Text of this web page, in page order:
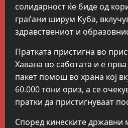
солидарност ќе биде од
граѓани ширум Куба,
здравствениот и
Пратката пристигна во
Хавана во саботата и е
пакет помош во храна кој
60.000 тони ориз, а се
пратки да пристигнуваат
Според кинеските државни